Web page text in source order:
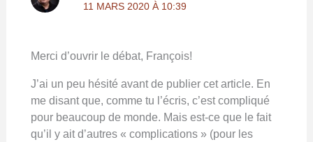
11 MARS 2020 À 10:39
Merci d’ouvrir le débat, François!
J’ai un peu hésité avant de publier cet article. En
me disant que, comme tu l’écris, c’est compliqué
pour beaucoup de monde. Mais est-ce que le fait
qu’il y ait d’autres « complications » (pour les